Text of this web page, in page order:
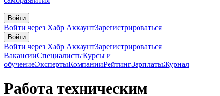
Войти
Войти через Хабр АккаунтЗарегистрироваться
Войти
Войти через Хабр АккаунтЗарегистрироваться
ВакансииСпециалистыКурсы и
обучениеЭкспертыКомпанииРейтингЗарплатыЖурнал
Работа техническим